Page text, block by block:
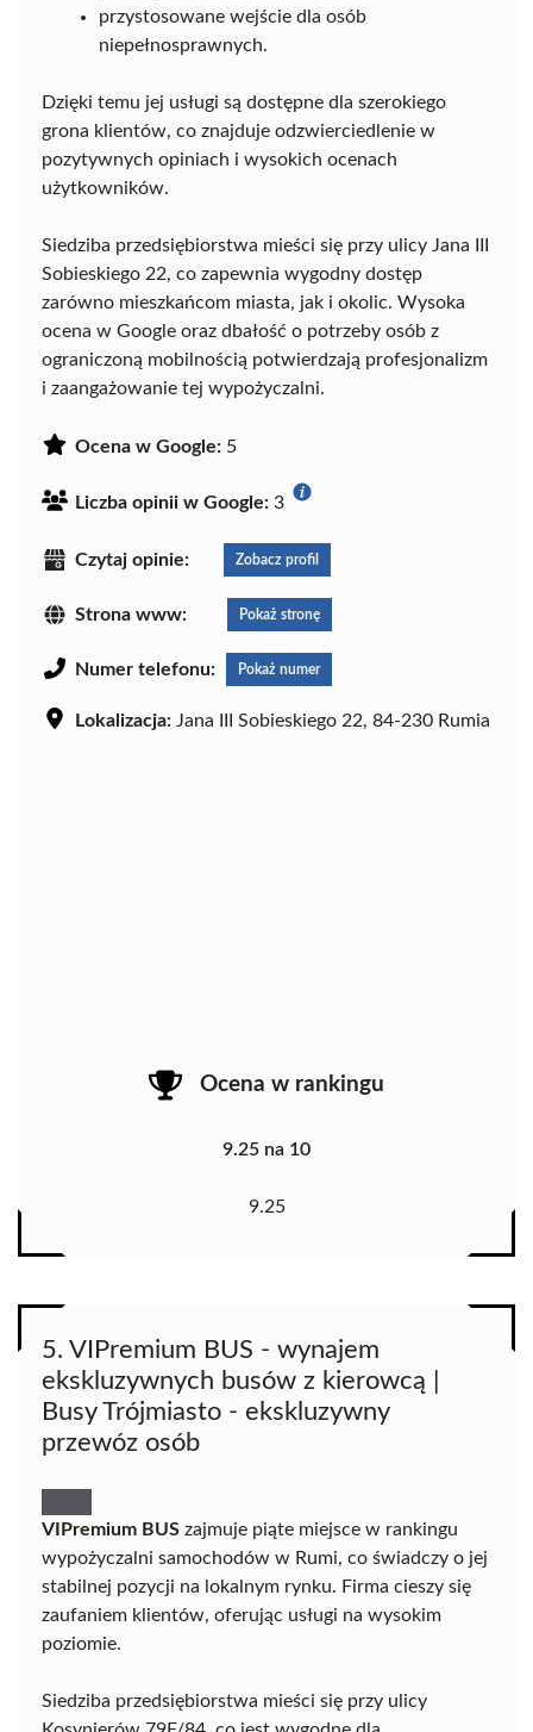
przystosowane wejście dla osób
niepełnosprawnych.
Dzięki temu jej usługi są dostępne dla szerokiego
grona klientów, co znajduje odzwierciedlenie w
pozytywnych opiniach i wysokich ocenach
użytkowników.
Siedziba przedsiębiorstwa mieści się przy ulicy Jana III
Sobieskiego 22, co zapewnia wygodny dostęp
zarówno mieszkańcom miasta, jak i okolic. Wysoka
ocena w Google oraz dbałość o potrzeby osób z
ograniczoną mobilnością potwierdzają profesjonalizm
i zaangażowanie tej wypożyczalni.
Ocena w Google: 5
Liczba opinii w Google: 3
Czytaj opinie: Zobacz profil
Strona www: Pokaż stronę
Numer telefonu: Pokaż numer
Lokalizacja: Jana III Sobieskiego 22, 84-230 Rumia
Ocena w rankingu
9.25 na 10
9.25
5. VIPremium BUS - wynajem
ekskluzywnych busów z kierowcą |
Busy Trójmiasto - ekskluzywny
przewóz osób
VIPremium BUS zajmuje piąte miejsce w rankingu
wypożyczalni samochodów w Rumi, co świadczy o jej
stabilnej pozycji na lokalnym rynku. Firma cieszy się
zaufaniem klientów, oferując usługi na wysokim
poziomie.
Siedziba przedsiębiorstwa mieści się przy ulicy